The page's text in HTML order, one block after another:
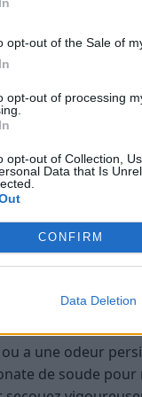
opt-out of the Sale of
opt-out of processing
opt-out of Collection,
Data that Is
CONFIRM
Data Deletion
manche (spéciale
pour un nettoyage
pour
de
moitié d’eau
entre 100 et
a une odeur
de soude